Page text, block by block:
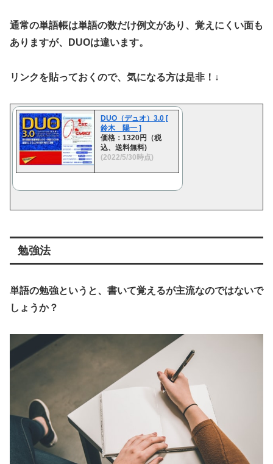
通常の単語帳は単語の数だけ例文があり、覚えにくい面も
ありますが、DUOは違います。
リンクを貼っておくので、気になる方は是非！↓
DUO（デュオ）3.0 [
鈴木 陽一 ]
価格：1320円（税
込、送料無料)
(2022/5/30時点)
勉強法
単語の勉強というと、書いて覚えるが主流なのではないで
しょうか？